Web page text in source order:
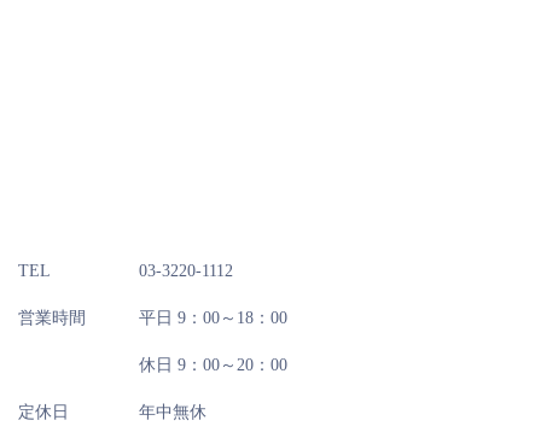
TEL 03-3220-1112
営業時間 平日 9：00～18：00
休日 9：00～20：00
定休日 年中無休